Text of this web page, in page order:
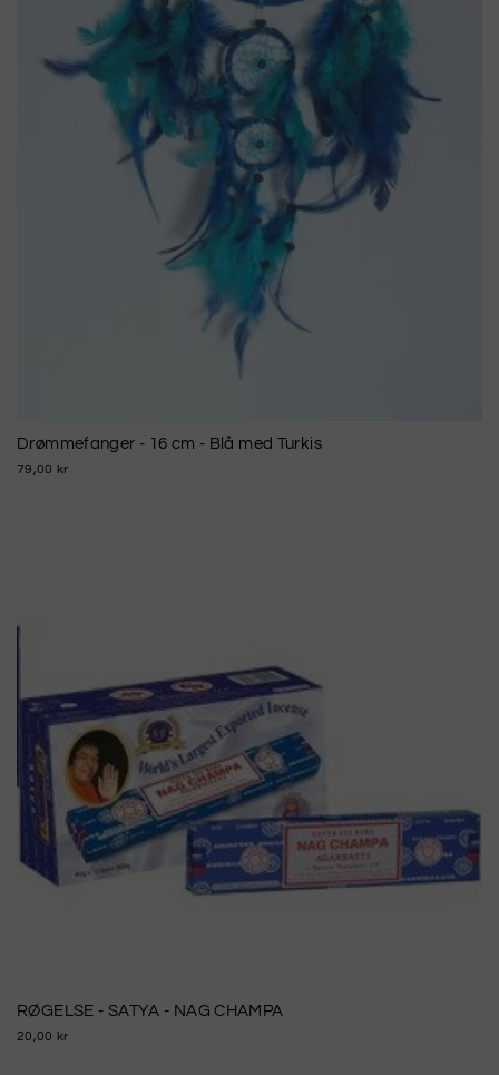
Drømmefanger - 16 cm - Blå med Turkis
79,00 kr
RØGELSE - SATYA - NAG CHAMPA
20,00 kr